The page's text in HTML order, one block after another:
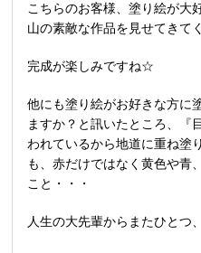
こちらのお客様、塗り絵が大
山の素敵な作品を見せてきて
完成が楽しみですね☆
他にも塗り絵がお好きな方に
ますか？と訊いたところ、『
われているから地道に重ね塗
も、赤だけではなく黄色や青
こと・・・
人生の大先輩からまたひとつ